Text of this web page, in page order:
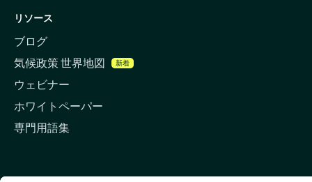
リソース
ブログ
気候政策 世界地図
新着
ウェビナー
ホワイトペーパー
専門用語集